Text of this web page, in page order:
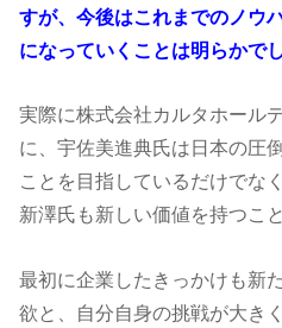
すが、今後はこれまでのノウ
になっていくことは明らかでし
実際に株式会社カルタホール
に、宇佐美進典氏は日本の圧
ことを目指しているだけでな
新澤氏も新しい価値を持つこ
最初に企業したきっかけも新
欲と、自分自身の挑戦が大き